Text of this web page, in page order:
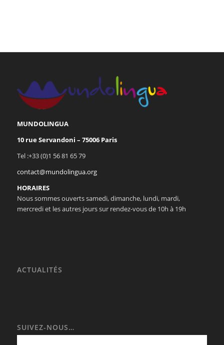
MUNDOLINGUA
10 rue Servandoni – 75006 Paris
Tel :+33 (0)1 56 81 65 79
contact@mundolingua.org
HORAIRES
Nous sommes ouverts samedi, dimanche, lundi, mardi,
mercredi et les autres jours sur rendez-vous de 10h à 19h
ACTUALITÉS
SUIVEZ-NOUS…